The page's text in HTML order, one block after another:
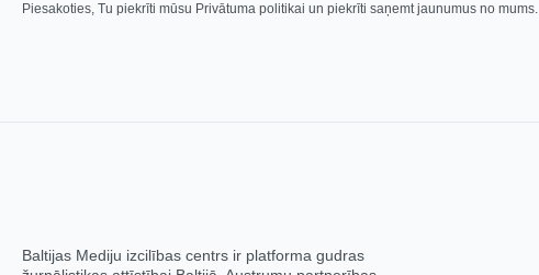
Piesakoties, Tu piekrīti mūsu Privātuma politikai un piekrīti saņemt jaunumus no mums.
Baltijas Mediju izcilības centrs ir platforma gudras